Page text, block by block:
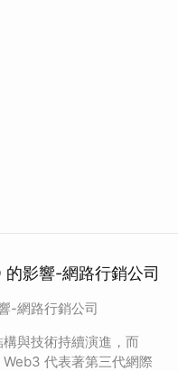
影響-網路行銷公司
-網路行銷公司
與技術持續演進，而
代表著第三代網際